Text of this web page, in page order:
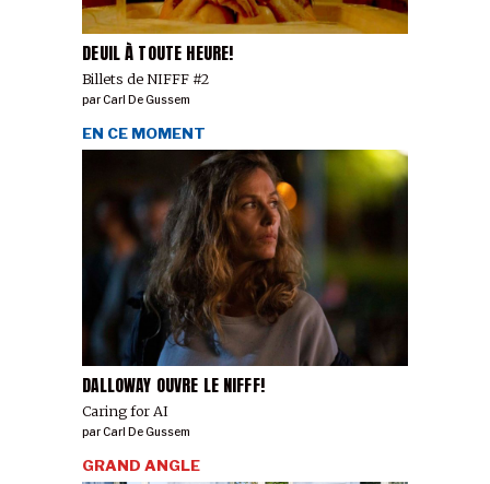
DEUIL À TOUTE HEURE!
Billets de NIFFF #2
parCarl De Gussem
DALLOWAY OUVRE LE NIFFF!
Caring for AI
EN CE MOMENT
parCarl De Gussem
GRAND ANGLE